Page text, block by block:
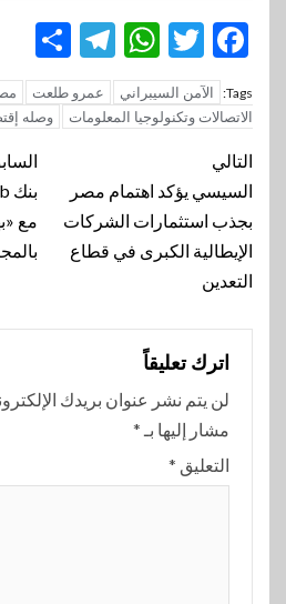
Facebook
Twitter
Tags: الآمن السيبراني عمرو طلعت
الاتصالات وتكنولوجيا المعلومات
وصله
تنقل
المقالة
مع
التالي
السيسي يؤكد اهتمام مصر
بجذب استثمارات الشركات
الإيطالية الكبرى في قطاع
التعدين
اترك تعليقاً
لن يتم نشر عنوان بريدك
مشار إليها بـ *
التعليق *